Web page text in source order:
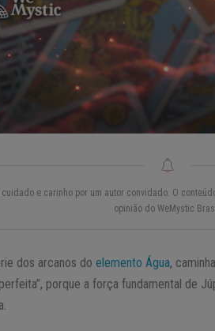
e carinho por um autor convidado. O
opinião do WeMystic
dos arcanos doelemento Água,
porque a força fundamental de